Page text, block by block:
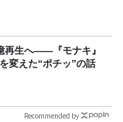
再生へ——『モナキ』
変えた“ポチッ”の話
Recommended by